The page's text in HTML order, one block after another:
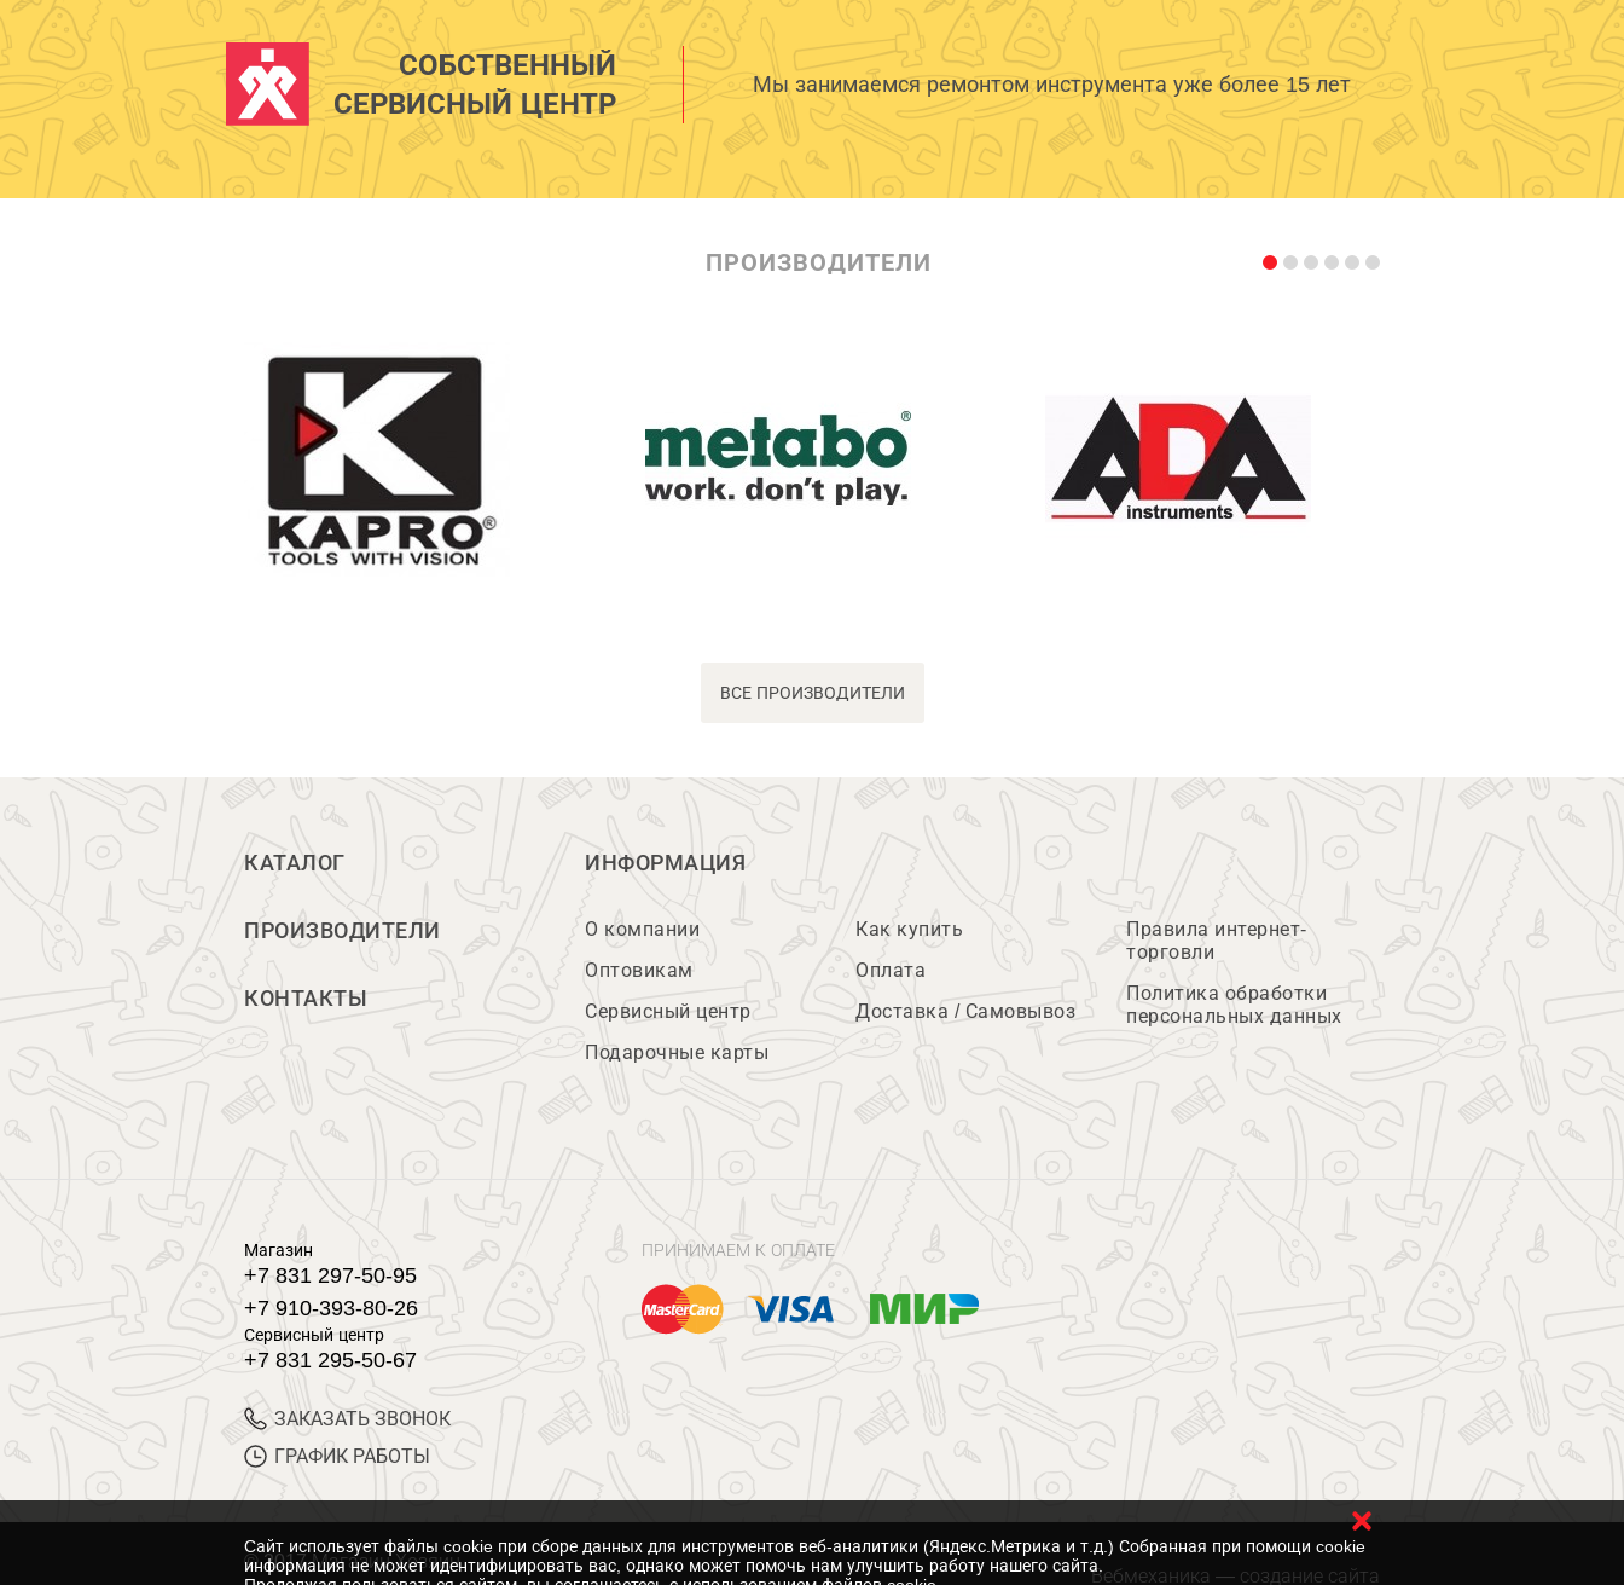
СОБСТВЕННЫЙ
СЕРВИСНЫЙ ЦЕНТР
Мы занимаемся ремонтом инструмента уже более 15 лет
ПРОИЗВОДИТЕЛИ
ВСЕ ПРОИЗВОДИТЕЛИ
КАТАЛОГ
ПРОИЗВОДИТЕЛИ
КОНТАКТЫ
ИНФОРМАЦИЯ
О компании
Оптовикам
Сервисный центр
Подарочные карты
Как купить
Оплата
Доставка / Самовывоз
Правила интернет-
торговли
Политика обработки
персональных данных
Магазин
+7 831 297-50-95
+7 910-393-80-26
Сервисный центр
+7 831 295-50-67
ЗАКАЗАТЬ ЗВОНОК
ГРАФИК РАБОТЫ
ПРИНИМАЕМ К ОПЛАТЕ
© 2017 Магазин Хозяин
Вебмеханика — создание сайта
Cайт использует файлы cookie при сборе данных для инструментов веб-аналитики (Яндекс.Метрика и т.д.) Собранная при помощи cookie
информация не может идентифицировать вас, однако может помочь нам улучшить работу нашего сайта.